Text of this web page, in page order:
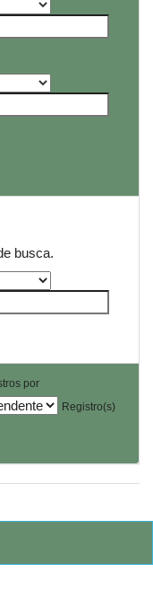
busca.
por
Registro(s)